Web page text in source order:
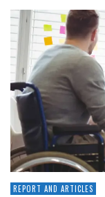
REPORT AND ARTICLES